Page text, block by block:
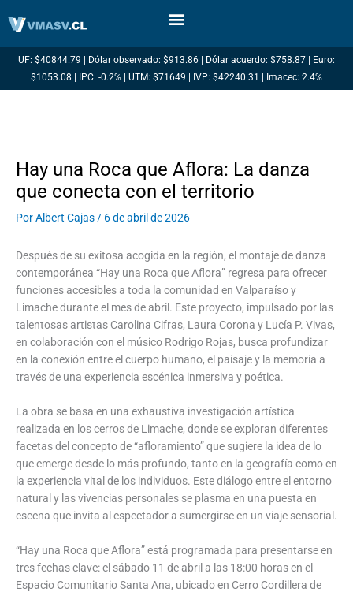
UF: $40844.79 | Dólar observado: $913.86 | Dólar acuerdo: $758.87 | Euro:
$1053.08 | IPC: -0.2% | UTM: $71649 | IVP: $42240.31 | Imacec: 2.4%
Hay una Roca que Aflora: La danza
que conecta con el territorio
PorAlbert Cajas / 6 de abril de 2026
Después de su exitosa acogida en la región, el montaje de danza
contemporánea “Hay una Roca que Aflora” regresa para ofrecer
funciones accesibles a toda la comunidad en Valparaíso y
Limache durante el mes de abril. Este proyecto, impulsado por las
talentosas artistas Carolina Cifras, Laura Corona y Lucía P. Vivas,
en colaboración con el músico Rodrigo Rojas, busca profundizar
en la conexión entre el cuerpo humano, el paisaje y la memoria a
través de una experiencia escénica inmersiva y poética.
La obra se basa en una exhaustiva investigación artística
realizada en los cerros de Limache, donde se exploran diferentes
facetas del concepto de “afloramiento” que sugiere la idea de lo
que emerge desde lo más profundo, tanto en la geografía como en
la experiencia vital de los individuos. Este diálogo entre el entorno
natural y las vivencias personales se plasma en una puesta en
escena que invita al espectador a sumergirse en un viaje sensorial.
“Hay una Roca que Aflora” está programada para presentarse en
tres fechas clave: el sábado 11 de abril a las 18:00 horas en el
Espacio Comunitario Santa Ana, ubicado en Cerro Cordillera de